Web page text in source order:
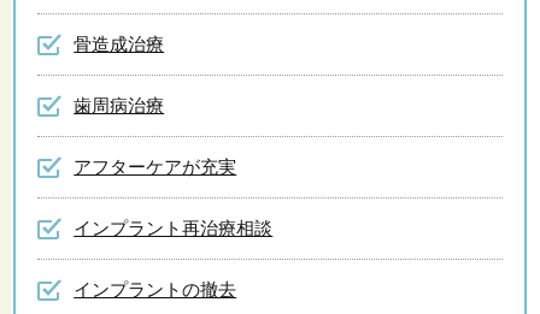
骨造成治療
歯周病治療
アフターケアが充実
インプラント再治療相談
インプラントの撤去